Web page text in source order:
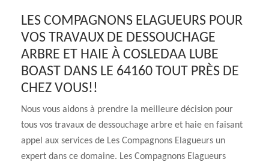
LES COMPAGNONS ELAGUEURS POUR
VOS TRAVAUX DE DESSOUCHAGE
ARBRE ET HAIE À COSLEDAA LUBE
BOAST DANS LE 64160 TOUT PRÈS DE
CHEZ VOUS!!
Nous vous aidons à prendre la meilleure décision pour
tous vos travaux de dessouchage arbre et haie en faisant
appel aux services de Les Compagnons Elagueurs un
expert dans ce domaine. Les Compagnons Elagueurs